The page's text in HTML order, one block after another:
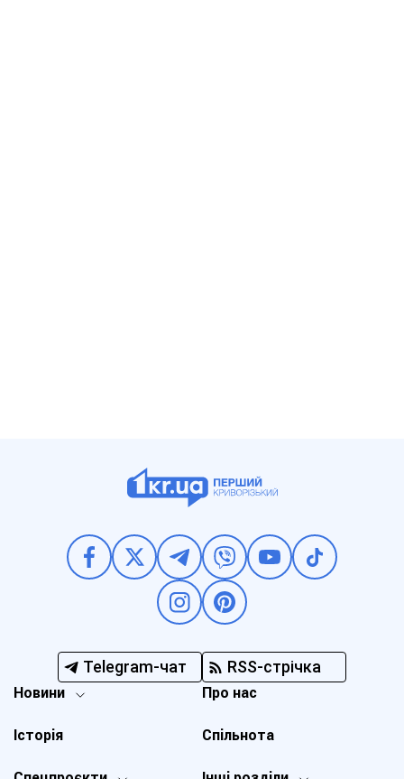
Telegram-чат RSS-стрічка
Новини
Історія
Про нас
Спільнота